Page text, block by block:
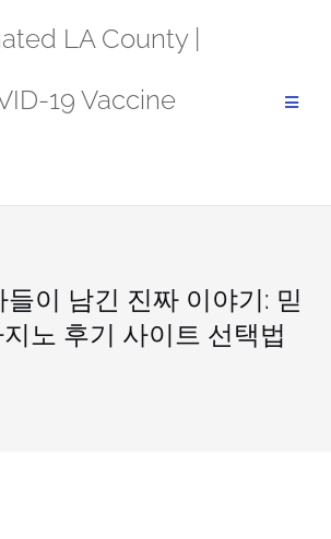
LA County |
19 Vaccine
이 남긴 진짜 이야기: 믿
노 후기 사이트 선택법